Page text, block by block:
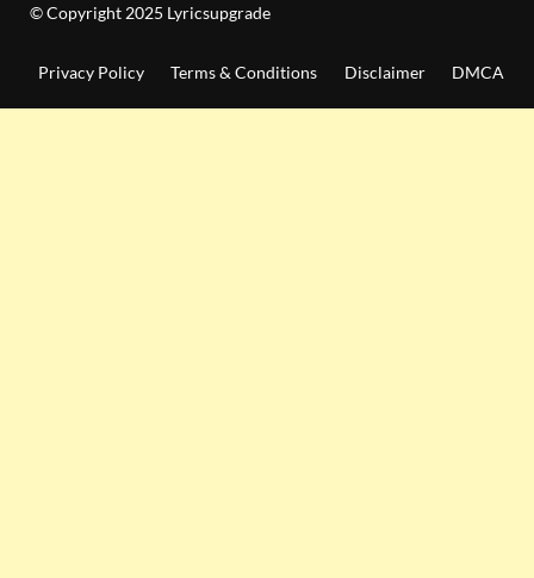
© Copyright 2025 Lyricsupgrade
Privacy Policy Terms & Conditions Disclaimer DMCA